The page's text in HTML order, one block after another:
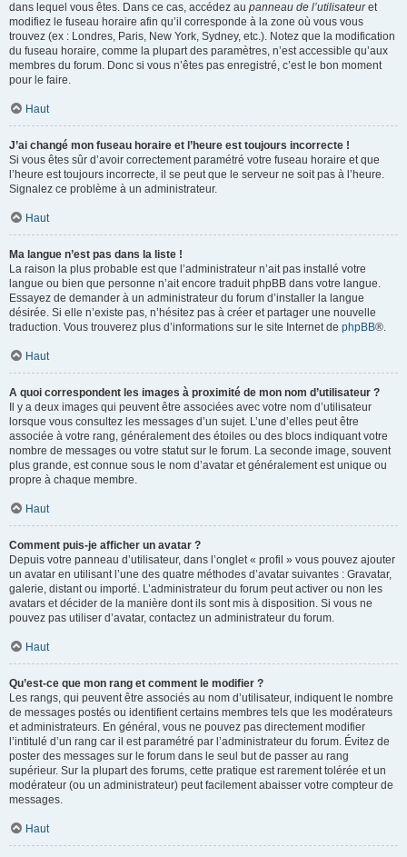
dans lequel vous êtes. Dans ce cas, accédez au panneau de l’utilisateuret
modifiez le fuseau horaire afin qu’il corresponde à la zone où vous vous
trouvez (ex : Londres, Paris, New York, Sydney, etc.). Notez que la modification
du fuseau horaire, comme la plupart des paramètres, n’est accessible qu’aux
membres du forum. Donc si vous n’êtes pas enregistré, c’est le bon moment
pour le faire.
Haut
J’ai changé mon fuseau horaire et l’heure est toujours incorrecte !
Si vous êtes sûr d’avoir correctement paramétré votre fuseau horaire et que
l’heure est toujours incorrecte, il se peut que le serveur ne soit pas à l’heure.
Signalez ce problème à un administrateur.
Haut
Ma langue n’est pas dans la liste !
La raison la plus probable est que l’administrateur n’ait pas installé votre
langue ou bien que personne n’ait encore traduit phpBB dans votre langue.
Essayez de demander à un administrateur du forum d’installer la langue
désirée. Si elle n’existe pas, n’hésitez pas à créer et partager une nouvelle
traduction. Vous trouverez plus d’informations sur le site Internet de phpBB®.
Haut
A quoi correspondent les images à proximité de mon nom d’utilisateur ?
Il y a deux images qui peuvent être associées avec votre nom d’utilisateur
lorsque vous consultez les messages d’un sujet. L’une d’elles peut être
associée à votre rang, généralement des étoiles ou des blocs indiquant votre
nombre de messages ou votre statut sur le forum. La seconde image, souvent
plus grande, est connue sous le nom d’avatar et généralement est unique ou
propre à chaque membre.
Haut
Comment puis-je afficher un avatar ?
Depuis votre panneau d’utilisateur, dans l’onglet « profil » vous pouvez ajouter
un avatar en utilisant l’une des quatre méthodes d’avatar suivantes : Gravatar,
galerie, distant ou importé. L’administrateur du forum peut activer ou non les
avatars et décider de la manière dont ils sont mis à disposition. Si vous ne
pouvez pas utiliser d’avatar, contactez un administrateur du forum.
Haut
Qu’est-ce que mon rang et comment le modifier ?
Les rangs, qui peuvent être associés au nom d’utilisateur, indiquent le nombre
de messages postés ou identifient certains membres tels que les modérateurs
et administrateurs. En général, vous ne pouvez pas directement modifier
l’intitulé d’un rang car il est paramétré par l’administrateur du forum. Évitez de
poster des messages sur le forum dans le seul but de passer au rang
supérieur. Sur la plupart des forums, cette pratique est rarement tolérée et un
modérateur (ou un administrateur) peut facilement abaisser votre compteur de
messages.
Haut